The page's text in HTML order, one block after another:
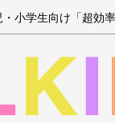
小学生向け「超効